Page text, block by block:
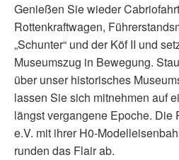
Genießen Sie wieder
Rottenkraftwagen,
„Schunter“ und der Köf II und
Museumszug in Bewegung.
über unser historisches
lassen Sie sich mitnehmen auf
längst vergangene Epoche. Die
e.V. mit ihrer H0-
runden das Flair ab.